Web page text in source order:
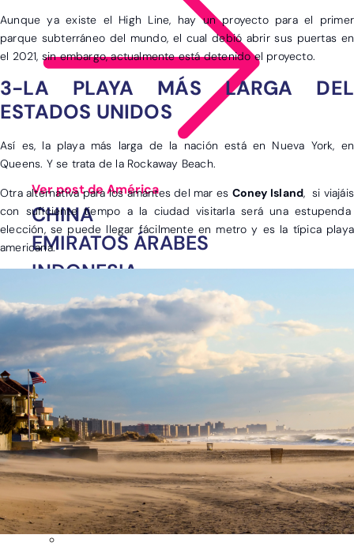
Ver post de América
CHINA
EMIRATOS ÁRABES
INDONESIA
JAPÓN
MALDIVAS
SRI LANKA
TAILANDIA
VIETNAM
OTROS DESTINOS EN
ASIA
India
Aunque ya existe el High Line, hay un proyecto para el primer
parque subterráneo del mundo, el cual debió abrir sus puertas en
el 2021, sin embargo, actualmente está detenido el proyecto.
3-LA PLAYA MÁS LARGA DEL
ESTADOS UNIDOS
Así es, la playa más larga de la nación está en Nueva York, en
Queens. Y se trata de la Rockaway Beach.
Otra alternativa para los amantes del mar es Coney Island, si viajáis
con suficiente tiempo a la ciudad visitarla será una estupenda
elección, se puede llegar fácilmente en metro y es la típica playa
americana.